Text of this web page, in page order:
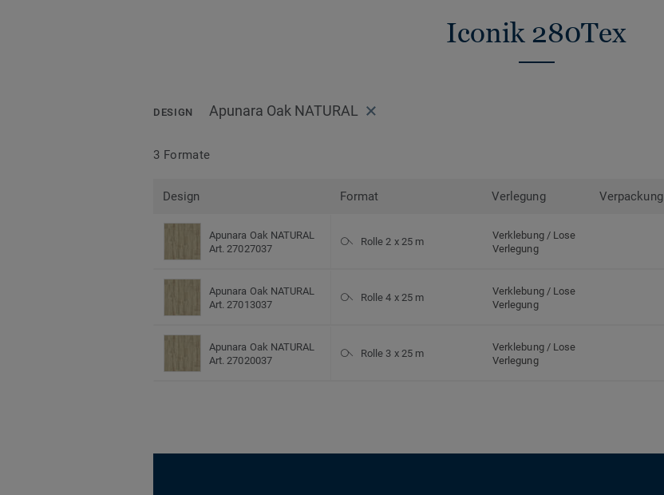
Iconik 280Tex
DESIGN Apunara Oak NATURAL
3 Formate
Design Format Verlegung Verpackung
Apunara Oak NATURAL
Art. 27027037
Rolle 2 x 25 m
Verklebung / Lose
Verlegung
Apunara Oak NATURAL
Art. 27013037
Rolle 4 x 25 m
Verklebung / Lose
Verlegung
Apunara Oak NATURAL
Art. 27020037
Rolle 3 x 25 m
Verklebung / Lose
Verlegung